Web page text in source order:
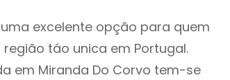
excelente opção para quem
táo unica em Portugal.
em Miranda Do Corvo tem-se